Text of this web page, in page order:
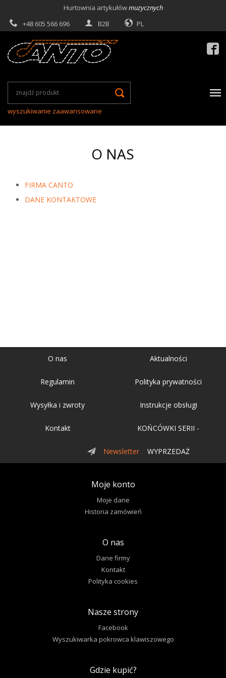
Hurtownia artykułówmuzycznych
+48 605 566 696
B2B PL
wyszukiwanie zaawansowane
O NAS
FIRMA CANTO
DANE KONTAKTOWE
O nas Aktualności
Regulamin Polityka prywatności
Wysyłka i zwroty Instrukcje obsługi
Kontakt KOŃCÓWKI SERII -
WYPRZEDAŻ
Newsletter
Moje konto
Moje dane
Historia zamówień
O nas
Dane firmy
Kontakt
Polityka cookies
Nasze strony
Facebook
Wyszukiwarka pokrowca klawiszowego
Gdzie kupić?
